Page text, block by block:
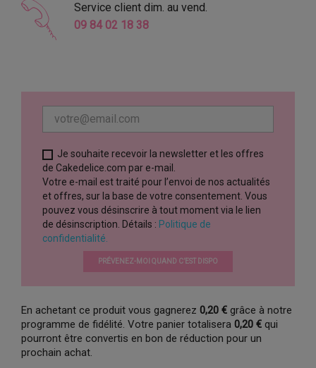
Service client dim. au vend.
09 84 02 18 38
Je souhaite recevoir la newsletter et les offres
de Cakedelice.com par e-mail.
Votre e-mail est traité pour l’envoi de nos actualités
et offres, sur la base de votre consentement. Vous
pouvez vous désinscrire à tout moment via le lien
de désinscription. Détails : Politique de
confidentialité.
PRÉVENEZ-MOI QUAND C’EST DISPO
En achetant ce produit vous gagnerez 0,20 € grâce à notre
programme de fidélité. Votre panier totalisera 0,20 € qui
pourront être convertis en bon de réduction pour un
prochain achat.